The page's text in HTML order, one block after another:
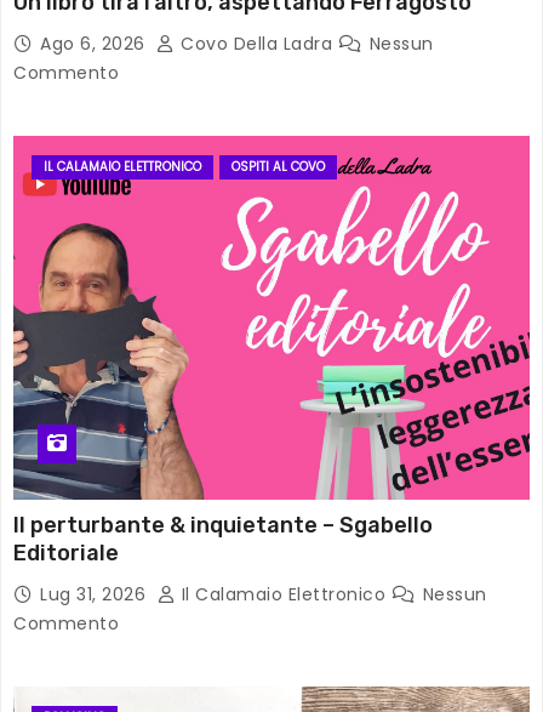
Ago 6, 2026 Covo Della Ladra
Nessun
Commento
IL CALAMAIO ELETTRONICO OSPITI AL COVO
Il perturbante & inquietante – Sgabello
Editoriale
Lug 31, 2026 Il Calamaio Elettronico
Nessun
Commento